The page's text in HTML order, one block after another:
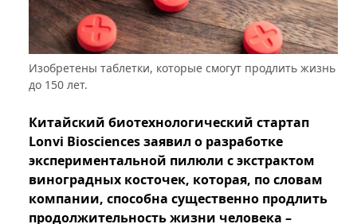
Изобретены таблетки, которые смогут продлить жизнь
до 150 лет.
Китайский биотехнологический стартап
Lonvi Biosciences заявил о разработке
экспериментальной пилюли с экстрактом
виноградных косточек, которая, по словам
компании, способна существенно продлить
продолжительность жизни человека –